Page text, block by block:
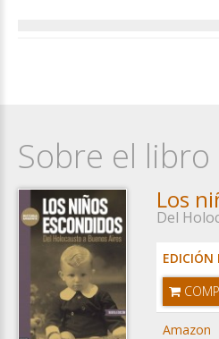
Sobre el libro
Los
Del
EDICIÓN
Amazon